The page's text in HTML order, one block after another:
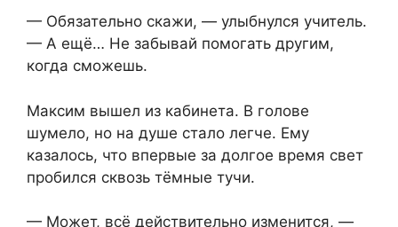
— Обязательно скажи, — улыбнулся учитель.
— А ещё… Не забывай помогать другим,
когда сможешь.
Максим вышел из кабинета. В голове
шумело, но на душе стало легче. Ему
казалось, что впервые за долгое время свет
пробился сквозь тёмные тучи.
— Может, всё действительно изменится,⁨ —